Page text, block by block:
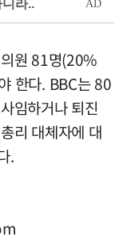
원 81명(20%
한다. BBC는 80
임하거나 퇴진
리 대체자에 대
.